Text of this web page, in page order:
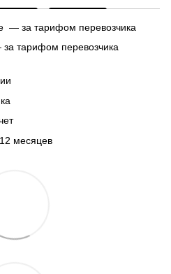
— за тарифом перевозчика
тарифом перевозчика
месяцев